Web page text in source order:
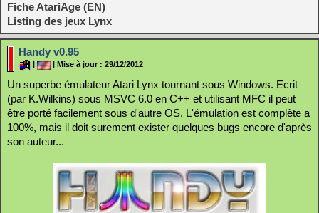
Fiche AtariAge (EN)
Listing des jeux Lynx
Handy v0.95
| Mise à jour : 29/12/2012
Un superbe émulateur Atari Lynx tournant sous Windows. Ecrit
(par K.Wilkins) sous MSVC 6.0 en C++ et utilisant MFC il peut
être porté facilement sous d'autre OS. L'émulation est complète a
100%, mais il doit surement exister quelques bugs encore d'après
son auteur...